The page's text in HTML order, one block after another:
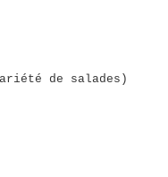
de salades)